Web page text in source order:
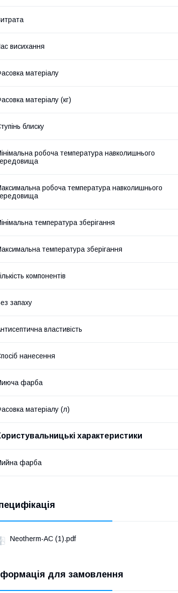
висихання
матеріалу
матеріалу (кг)
блиску
робоча температура навколишнього
робоча температура навколишнього
температура зберігання
температура зберігання
компонентів
запаху
властивість
нанесення
фарба
матеріалу (л)
характеристики
фарба
Neotherm-AC (1).pdf
для замовлення